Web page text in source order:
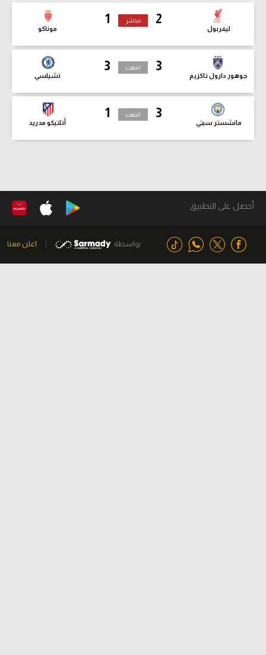
2
ليفربول
1
موناكو
مباشر
3
جوهور دارول تاكزيم
3
تشيلسي
انتهت
3
مانشستر سيتي
1
أتلتيكو مدريد
انتهت
أحصل على التطبيق
بواسطة اعلن معنا